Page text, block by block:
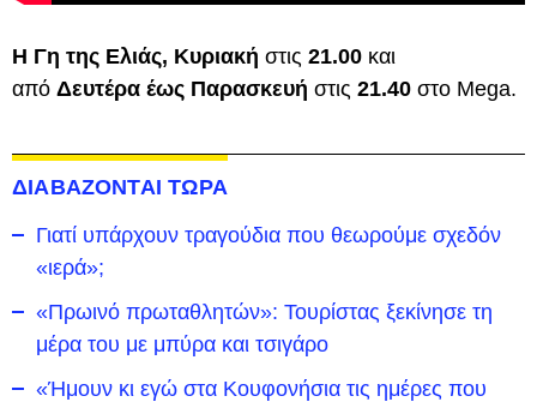
Η Γη της Ελιάς, Κυριακή στις 21.00 και
από Δευτέρα έως Παρασκευή στις 21.40 στο Mega.
ΔΙΑΒΑΖΟΝΤΑΙ ΤΩΡΑ
Γιατί υπάρχουν τραγούδια που θεωρούμε σχεδόν
«ιερά»;
«Πρωινό πρωταθλητών»: Τουρίστας ξεκίνησε τη
μέρα του με μπύρα και τσιγάρο
«Ήμουν κι εγώ στα Κουφονήσια τις ημέρες που